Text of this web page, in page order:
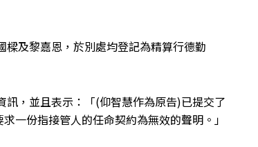
及黎嘉恩，於別處均登記為精算行德勤
，並且表示：「(仰智慧作為原告)已提交了
一份指接管人的任命契約為無效的聲明。」